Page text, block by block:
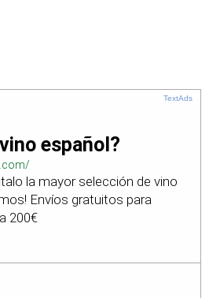
TextAds
español?
la mayor selección de vino
Envíos gratuitos para
200€